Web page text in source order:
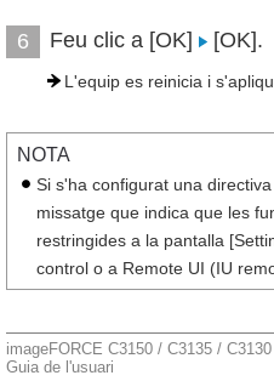
6 Feu clic a [OK] [OK].
L'equip es reinicia i
NOTA
Si s'ha configurat una
missatge que indica que les
restringides a la pantalla
control o a Remote UI (IU
imageFORCE C3150 / C3135 /
Guia de l'usuari